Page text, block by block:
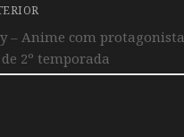
– Anime com protagonista
2º temporada